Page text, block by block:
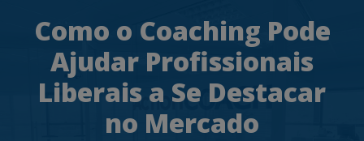
Como o Coaching Pode
Ajudar Profissionais
Liberais a Se Destacar
no Mercado